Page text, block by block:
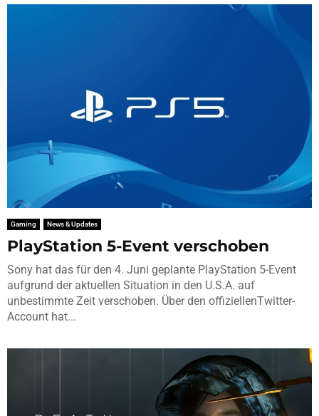
Gaming News & Updates
PlayStation 5-Event verschoben
Sony hat das für den 4. Juni geplante PlayStation 5-Event
aufgrund der aktuellen Situation in den U.S.A. auf
unbestimmte Zeit verschoben. Über den offiziellenTwitter-
Account hat...